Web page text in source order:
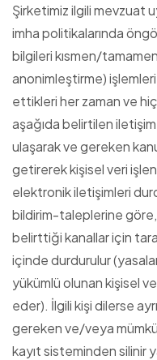
Şirketimiz ilgili mevzuat
imha politikalarında
bilgileri kısmen/
anonimleştirme)
ettikleri her zaman ve
aşağıda belirtilen
ulaşarak ve gereken
getirerek kişisel veri
elektronik iletişimleri
bildirim-taleplerine
belirttiği kanallar için
içinde durdurulur
yükümlü olunan kişisel
eder). İlgili kişi dilerse
gereken ve/veya
kayıt sisteminden silinir